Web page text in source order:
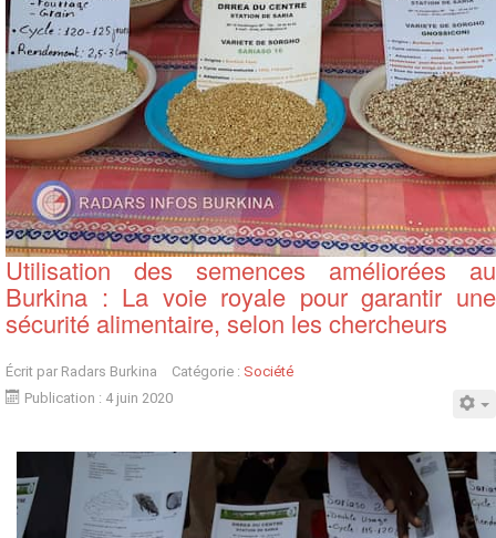
Utilisation des semences améliorées au
Burkina : La voie royale pour garantir une
sécurité alimentaire, selon les chercheurs
Écrit par Radars Burkina Catégorie : Société
Publication : 4 juin 2020